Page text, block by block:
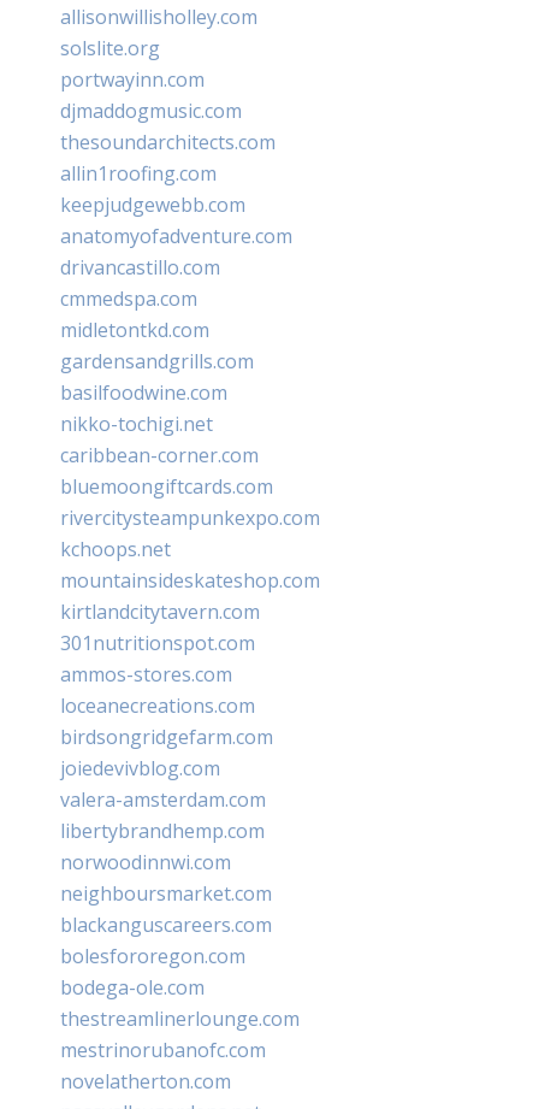
allisonwillisholley.com
solslite.org
portwayinn.com
djmaddogmusic.com
thesoundarchitects.com
allin1roofing.com
keepjudgewebb.com
anatomyofadventure.com
drivancastillo.com
cmmedspa.com
midletontkd.com
gardensandgrills.com
basilfoodwine.com
nikko-tochigi.net
caribbean-corner.com
bluemoongiftcards.com
rivercitysteampunkexpo.com
kchoops.net
mountainsideskateshop.com
kirtlandcitytavern.com
301nutritionspot.com
ammos-stores.com
loceanecreations.com
birdsongridgefarm.com
joiedevivblog.com
valera-amsterdam.com
libertybrandhemp.com
norwoodinnwi.com
neighboursmarket.com
blackanguscareers.com
bolesfororegon.com
bodega-ole.com
thestreamlinerlounge.com
mestrinorubanofc.com
novelatherton.com